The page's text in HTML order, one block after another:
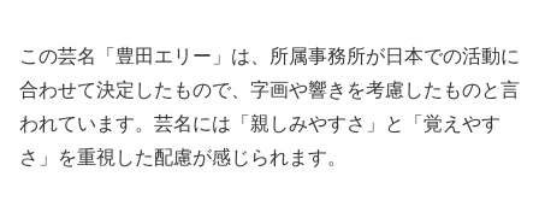
この芸名「豊田エリー」は、所属事務所が日本での活動に
合わせて決定したもので、字画や響きを考慮したものと言
われています。芸名には「親しみやすさ」と「覚えやす
さ」を重視した配慮が感じられます。